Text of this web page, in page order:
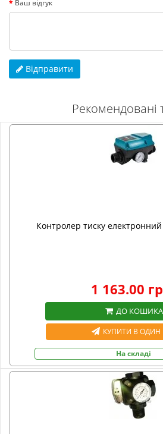
Ваш відгук
Відправити
Рекомендовані
Контролер тиску
1 163.00
ДО КОШИКА
КУПИТИ В ОДИН
На складі